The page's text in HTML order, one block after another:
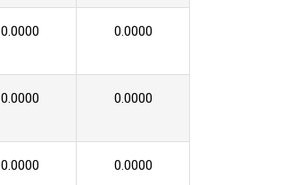
0.0000 0.0000
0.0000 0.0000
0.0000 0.0000